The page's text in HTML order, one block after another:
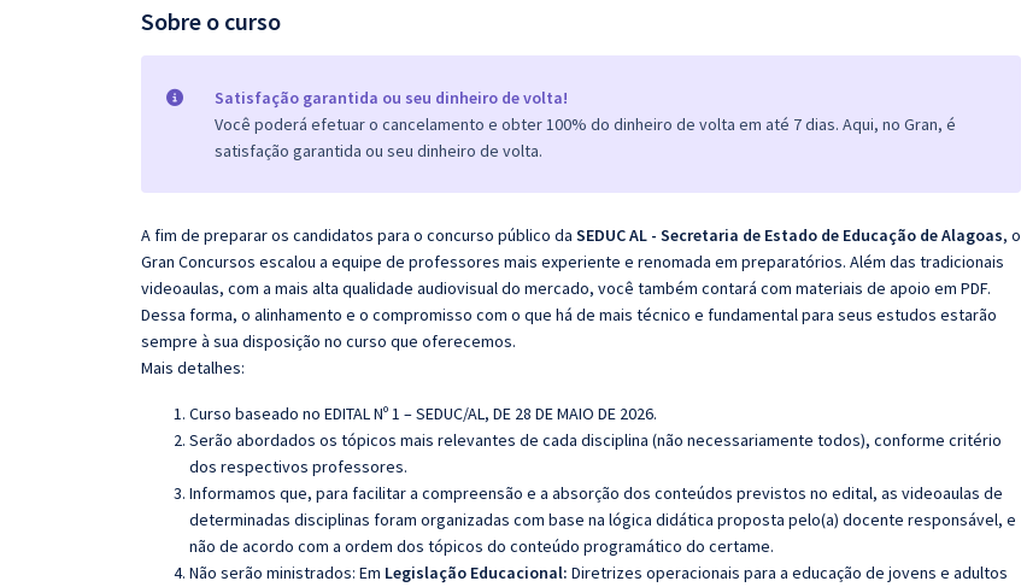
Conteúdo gratuitoSobre o curso
Satisfação garantida ou seu dinheiro de volta!
Você poderá efetuar o cancelamento e obter 100% do dinheiro de volta em até 7 dias. Aqui, no Gran, é
satisfação garantida ou seu dinheiro de volta.
A fim de preparar os candidatos para o concurso público da SEDUC AL - Secretaria de Estado de Educação de Alagoas, o
Gran Concursos escalou a equipe de professores mais experiente e renomada em preparatórios. Além das tradicionais
videoaulas, com a mais alta qualidade audiovisual do mercado, você também contará com materiais de apoio em PDF.
Dessa forma, o alinhamento e o compromisso com o que há de mais técnico e fundamental para seus estudos estarão
sempre à sua disposição no curso que oferecemos.
Mais detalhes:
Curso baseado no EDITAL Nº 1 – SEDUC/AL, DE 28 DE MAIO DE 2026.
Serão abordados os tópicos mais relevantes de cada disciplina (não necessariamente todos), conforme critério
dos respectivos professores.
Informamos que, para facilitar a compreensão e a absorção dos conteúdos previstos no edital, as videoaulas de
determinadas disciplinas foram organizadas com base na lógica didática proposta pelo(a) docente responsável, e
não de acordo com a ordem dos tópicos do conteúdo programático do certame.
Não serão ministrados: Em Legislação Educacional: Diretrizes operacionais para a educação de jovens e adultos